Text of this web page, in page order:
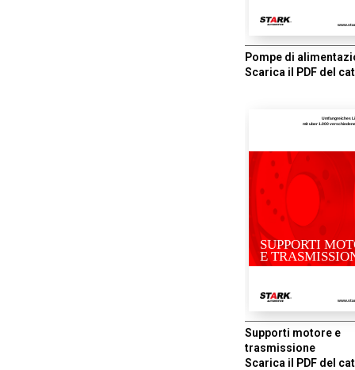
Pompe di
Scarica il PDF del
Umfangreiches
mit uber 1.000
SUPPORTI
E
Supporti motore e
trasmissione
Scarica il PDF del